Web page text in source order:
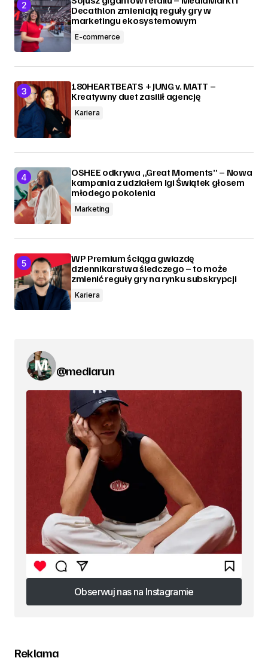
Decathlon zmieniają reguły gry w
marketingu ekosystemowym
E-commerce
180HEARTBEATS + JUNG v. MATT –
Kreatywny duet zasilił agencję
Kariera
OSHEE odkrywa „Great Moments” – Nowa
kampania z udziałem Igi Świątek głosem
młodego pokolenia
Marketing
WP Premium ściąga gwiazdę
dziennikarstwa śledczego – to może
zmienić reguły gry na rynku subskrypcji
Kariera
@mediarun
Obserwuj nas na Instagramie
Obserwuj nas na Instagramie
Reklama